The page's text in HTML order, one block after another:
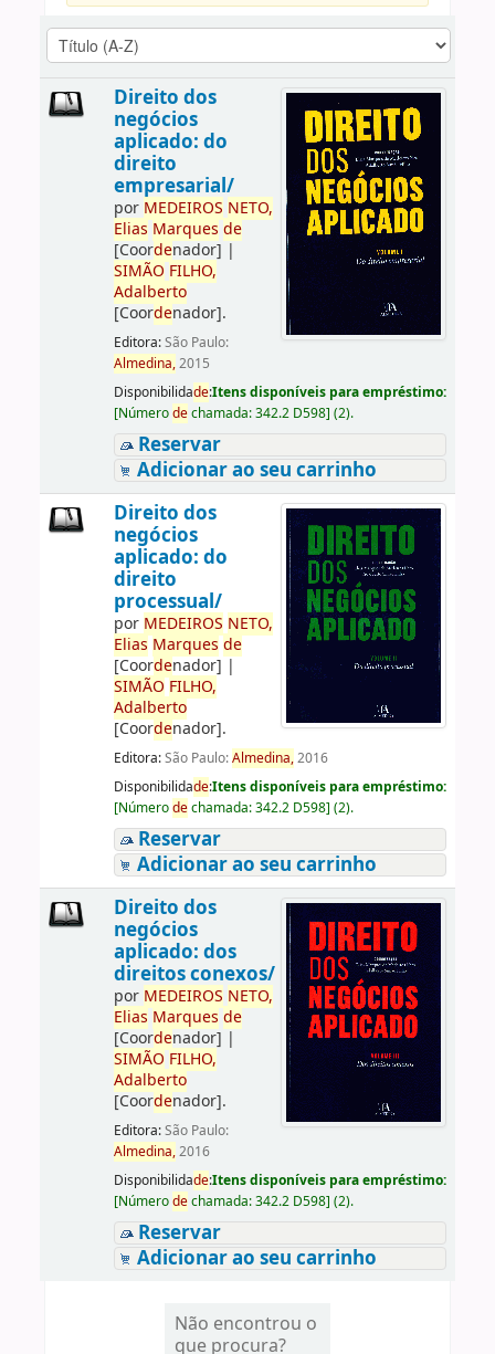
Direito dos
negócios
aplicado: do
direito
empresarial/
por MEDEIROS NETO,
Elias Marques de
[Coordenador] |
SIMÃO FILHO,
Adalberto
[Coordenador].
Editora:São Paulo:
Almedina,2015
Disponibilidade:Itens disponíveis para empréstimo:
[Númerodechamada:342.2 D598] (2).
Reservar
Adicionar ao seu carrinho
Direito dos
negócios
aplicado: do
direito
processual/
por MEDEIROS NETO,
Elias Marques de
[Coordenador] |
SIMÃO FILHO,
Adalberto
[Coordenador].
Editora:São Paulo:Almedina,2016
Disponibilidade:Itens disponíveis para empréstimo:
[Númerodechamada:342.2 D598] (2).
Reservar
Adicionar ao seu carrinho
Direito dos
negócios
aplicado: dos
direitos conexos/
por MEDEIROS NETO,
Elias Marques de
[Coordenador] |
SIMÃO FILHO,
Adalberto
[Coordenador].
Editora:São Paulo:
Almedina,2016
Disponibilidade:Itens disponíveis para empréstimo:
[Númerodechamada:342.2 D598] (2).
Reservar
Adicionar ao seu carrinho
Não encontrou o
que procura?